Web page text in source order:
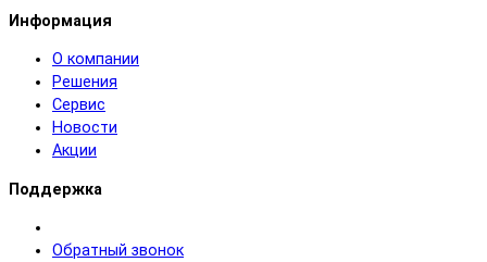
Информация
О компании
Решения
Сервис
Новости
Акции
Поддержка
Обратный звонок